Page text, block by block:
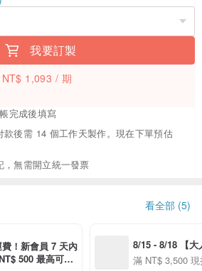
我要訂製
1,093 / 期
帳完成後填寫
後需 14 個工作天製作。現在下單預估
無需開立統一發票
看全部 (5)
！新會員 7 天內
500 最高可折
8/15 - 8/18 【大
季】滿
滿 NT$ 3,500